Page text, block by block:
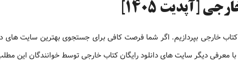
[آپدیت 1405]
خارجی بپردازیم. اگر شما فرصت کافی برای جستجوی بهترین سایت های
با معرفی دیگر سایت های دانلود رایگان کتاب خارجی توسط خوانندگان این